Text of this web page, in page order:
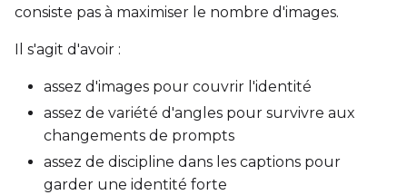
consiste pas à maximiser le nombre d'images.
Il s'agit d'avoir :
assez d'images pour couvrir l'identité
assez de variété d'angles pour survivre aux
changements de prompts
assez de discipline dans les captions pour
garder une identité forte